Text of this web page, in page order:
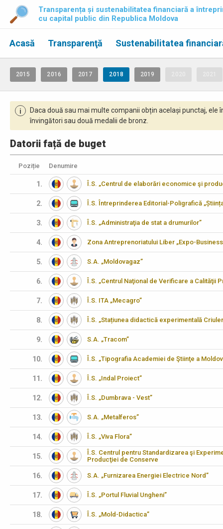
Transparența și sustenabilitatea financiară a
cu capital public din Republica Moldova
Acasă Transparenţă Sustenabilitatea
2015 2016 2017 2018 2019
i
Daca două sau mai multe companii obțin același punctaj,
învingători sau două medalii de bronz.
Datorii față de buget
Poziție Denumire
1. Î.S. „Centrul de elaborări economice şi
2. Î.S. Întreprinderea Editorial-Poligrafică
3. Î.S. „Administraţia de stat a drumurilor”
4. Zona Antreprenoriatului Liber „Expo-
5. S.A. „Moldovagaz”
6. Î.S. „Centrul Naţional de Verificare a Calităţii
7. Î.S. ITA „Mecagro”
8. Î.S. „Stațiunea didactică experimentală
9. S.A. „Tracom”
10. Î.S. „Tipografia Academiei de Ştiinţe a
11. Î.S. „Indal Proiect”
12. Î.S. „Dumbrava - Vest”
13. S.A. „Metalferos”
14. Î.S. „Viva Flora”
15.
Î.S. Centrul pentru Standardizarea şi
Producţiei de Conserve
16. S.A. „Furnizarea Energiei Electrice Nord”
17. Î.S. „Portul Fluvial Ungheni”
18. Î.S. „Mold-Didactica”